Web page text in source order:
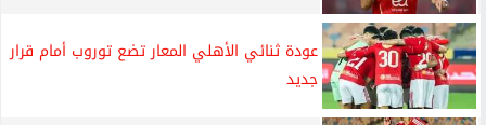
عودة ثنائي الأهلي المعار تضع توروب أمام قرار
جديد